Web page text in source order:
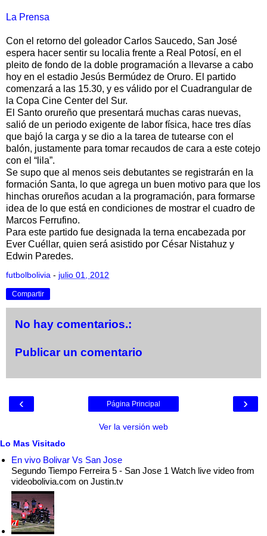
La Prensa
Con el retorno del goleador Carlos Saucedo, San José
espera hacer sentir su localia frente a Real Potosí, en el
pleito de fondo de la doble programación a llevarse a cabo
hoy en el estadio Jesús Bermúdez de Oruro. El partido
comenzará a las 15.30, y es válido por el Cuadrangular de
la Copa Cine Center del Sur.
El Santo orureño que presentará muchas caras nuevas,
salió de un periodo exigente de labor física, hace tres días
que bajó la carga y se dio a la tarea de tutearse con el
balón, justamente para tomar recaudos de cara a este cotejo
con el “lila”.
Se supo que al menos seis debutantes se registrarán en la
formación Santa, lo que agrega un buen motivo para que los
hinchas orureños acudan a la programación, para formarse
idea de lo que está en condiciones de mostrar el cuadro de
Marcos Ferrufino.
Para este partido fue designada la terna encabezada por
Ever Cuéllar, quien será asistido por César Nistahuz y
Edwin Paredes.
futbolbolivia - julio 01, 2012
Compartir
No hay comentarios.:
Publicar un comentario
‹ ›
Página Principal
Ver la versión web
Lo Mas Visitado
En vivo Bolivar Vs San Jose
Segundo Tiempo Ferreira 5 - San Jose 1 Watch live video from
videobolivia.com on Justin.tv